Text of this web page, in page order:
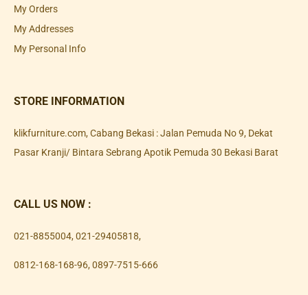
My Orders
My Addresses
My Personal Info
STORE INFORMATION
klikfurniture.com, Cabang Bekasi : Jalan Pemuda No 9, Dekat
Pasar Kranji/ Bintara Sebrang Apotik Pemuda 30 Bekasi Barat
CALL US NOW :
021-8855004, 021-29405818,
0812-168-168-96, 0897-7515-666